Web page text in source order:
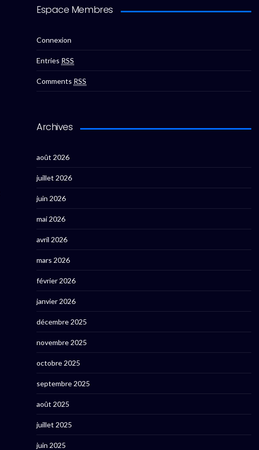
Espace Membres
Connexion
Entries RSS
Comments RSS
Archives
août 2026
juillet 2026
juin 2026
mai 2026
avril 2026
mars 2026
février 2026
janvier 2026
décembre 2025
novembre 2025
octobre 2025
septembre 2025
août 2025
juillet 2025
juin 2025